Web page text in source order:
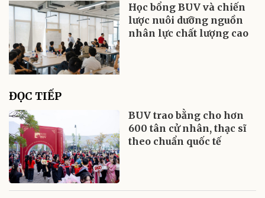
Học bổng BUV và chiến
lược nuôi dưỡng nguồn
nhân lực chất lượng cao
ĐỌC TIẾP
BUV trao bằng cho hơn
600 tân cử nhân, thạc sĩ
theo chuẩn quốc tế